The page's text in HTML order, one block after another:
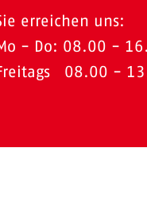
erreichen uns:
- Do: 08.00 -
08.00 -